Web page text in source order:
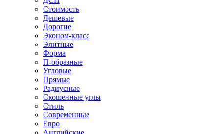
Стоимость
Дешевые
Дорогие
Эконом-класс
Элитные
Форма
П-образные
Угловые
Прямые
Радиусные
Скошенные углы
Стиль
Современные
Евро
Английские